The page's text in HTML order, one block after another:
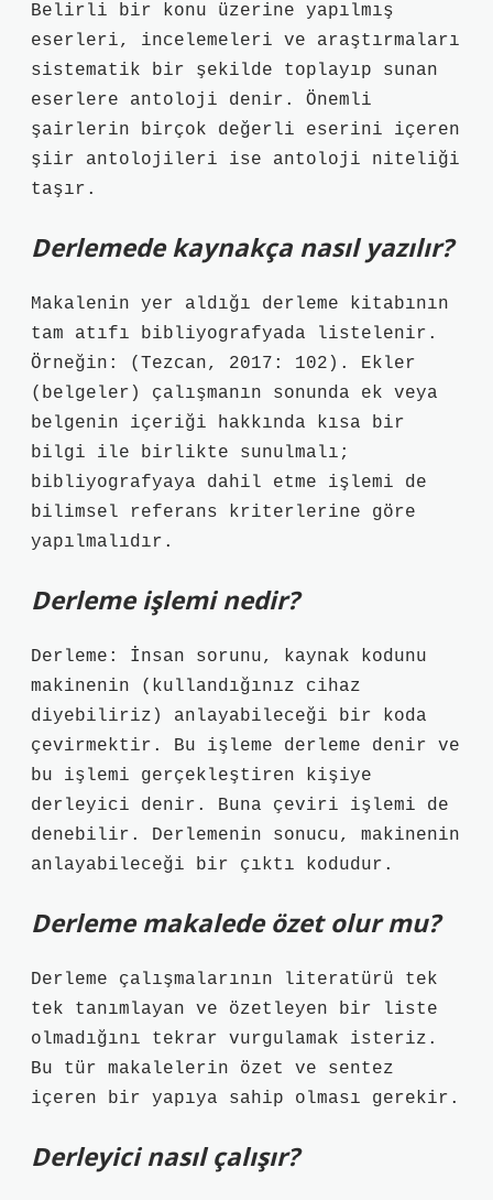
Belirli bir konu üzerine yapılmış
eserleri, incelemeleri ve araştırmaları
sistematik bir şekilde toplayıp sunan
eserlere antoloji denir. Önemli
şairlerin birçok değerli eserini içeren
şiir antolojileri ise antoloji niteliği
taşır.
Derlemede kaynakça nasıl yazılır?
Makalenin yer aldığı derleme kitabının
tam atıfı bibliyografyada listelenir.
Örneğin: (Tezcan, 2017: 102). Ekler
(belgeler) çalışmanın sonunda ek veya
belgenin içeriği hakkında kısa bir
bilgi ile birlikte sunulmalı;
bibliyografyaya dahil etme işlemi de
bilimsel referans kriterlerine göre
yapılmalıdır.
Derleme işlemi nedir?
Derleme: İnsan sorunu, kaynak kodunu
makinenin (kullandığınız cihaz
diyebiliriz) anlayabileceği bir koda
çevirmektir. Bu işleme derleme denir ve
bu işlemi gerçekleştiren kişiye
derleyici denir. Buna çeviri işlemi de
denebilir. Derlemenin sonucu, makinenin
anlayabileceği bir çıktı kodudur.
Derleme makalede özet olur mu?
Derleme çalışmalarının literatürü tek
tek tanımlayan ve özetleyen bir liste
olmadığını tekrar vurgulamak isteriz.
Bu tür makalelerin özet ve sentez
içeren bir yapıya sahip olması gerekir.
Derleyici nasıl çalışır?